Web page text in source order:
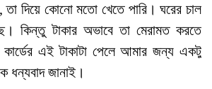
দিয়ে কোনো মতো খেতে পারি। ঘরের চাল
কিন্তু টাকার অভাবে তা মেরামত করতে
কার্ডের এই টাকাটা পেলে আমার জন্য একটু
ধন্যবাদ জানাই।